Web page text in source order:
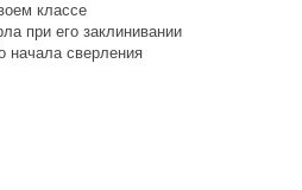
классе
при его заклинивании
начала сверления